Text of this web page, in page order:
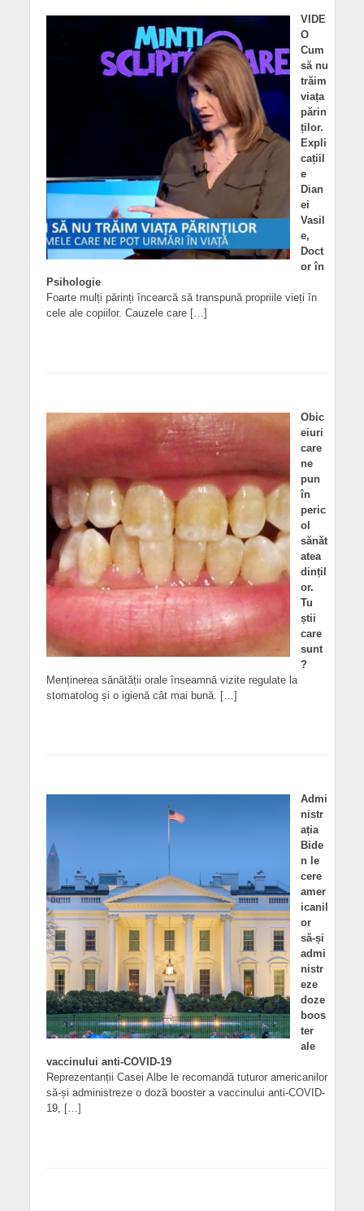
VIDE
O
Cum
să nu
trăim
viața
părin
ților.
Expli
cațiil
e
Dian
ei
Vasil
e,
Doct
or în
Psihologie
Foarte mulți părinți încearcă să transpună propriile vieți în
cele ale copiilor. Cauzele care […]
Obic
eiuri
care
ne
pun
în
peric
ol
sănăt
atea
dințil
or.
Tu
știi
care
sunt
?
Menținerea sănătății orale înseamnă vizite regulate la
stomatolog și o igienă cât mai bună. […]
Admi
nistr
ația
Bide
n le
cere
amer
icanil
or
să-și
admi
nistr
eze
doze
boos
ter
ale
vaccinului anti-COVID-19
Reprezentanții Casei Albe le recomandă tuturor americanilor
să-și administreze o doză booster a vaccinului anti-COVID-
19, […]